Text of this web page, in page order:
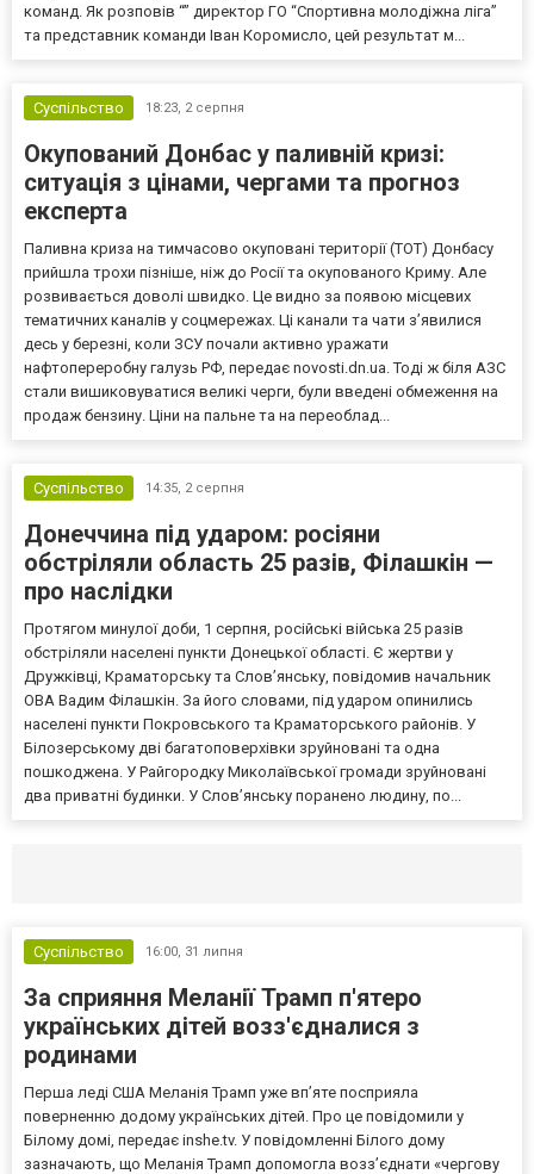
команд. Як розповів “” директор ГО “Спортивна молодіжна ліга”
та представник команди Іван Коромисло, цей результат м...
Суспільство 18:23, 2 серпня
Окупований Донбас у паливній кризі:
ситуація з цінами, чергами та прогноз
експерта
Паливна криза на тимчасово окуповані території (ТОТ) Донбасу
прийшла трохи пізніше, ніж до Росії та окупованого Криму. Але
розвивається доволі швидко. Це видно за появою місцевих
тематичних каналів у соцмережах. Ці канали та чати з’явилися
десь у березні, коли ЗСУ почали активно уражати
нафтопереробну галузь РФ, передає novosti.dn.ua. Тоді ж біля АЗС
стали вишиковуватися великі черги, були введені обмеження на
продаж бензину. Ціни на пальне та на переоблад...
Суспільство 14:35, 2 серпня
Донеччина під ударом: росіяни
обстріляли область 25 разів, Філашкін —
про наслідки
Протягом минулої доби, 1 серпня, російські війська 25 разів
обстріляли населені пункти Донецької області. Є жертви у
Дружківці, Краматорську та Слов’янську, повідомив начальник
ОВА Вадим Філашкін. За його словами, під ударом опинились
населені пункти Покровського та Краматорського районів. У
Білозерському дві багатоповерхівки зруйновані та одна
пошкоджена. У Райгородку Миколаївської громади зруйновані
два приватні будинки. У Слов’янську поранено людину, по...
Суспільство 16:00, 31 липня
За сприяння Меланії Трамп п'ятеро
українських дітей возз'єдналися з
родинами
Перша леді США Меланія Трамп уже впʼяте посприяла
поверненню додому українських дітей. Про це повідомили у
Білому домі, передає inshe.tv. У повідомленні Білого дому
зазначають, що Меланія Трамп допомогла возз’єднати «чергову